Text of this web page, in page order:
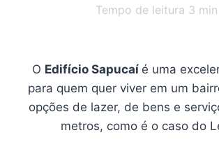
Tempo de leitura 3 min
O Edifício Sapucaí é uma
para quem quer viver em um
opções de lazer, de bens e
metros, como é o caso do